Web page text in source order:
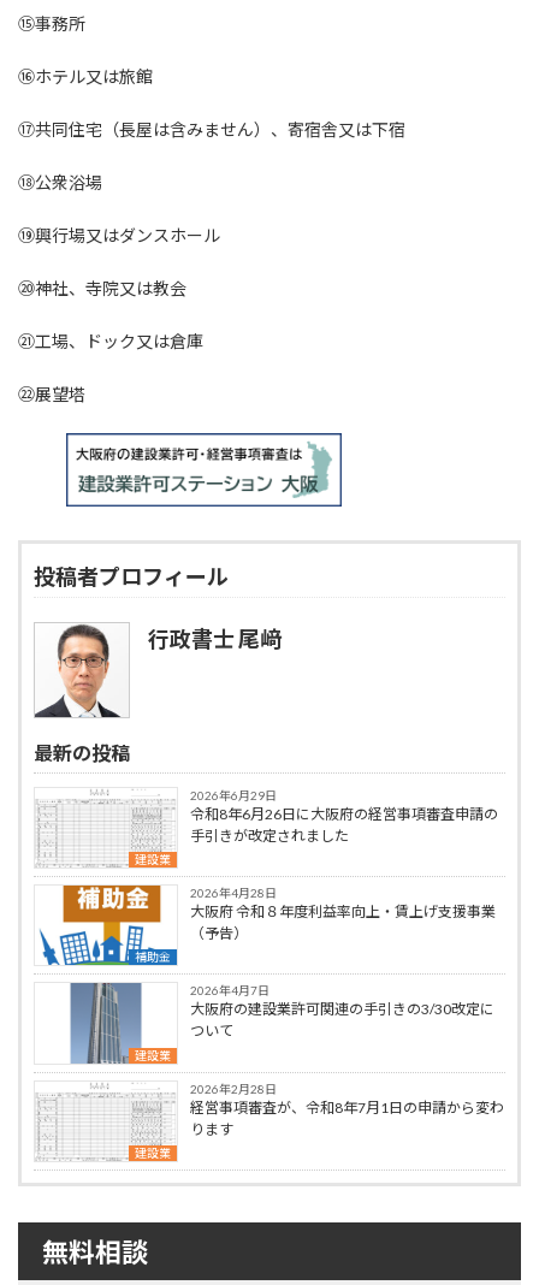
⑮事務所
⑯ホテル又は旅館
⑰共同住宅（長屋は含みません）、寄宿舎又は下宿
⑱公衆浴場
⑲興行場又はダンスホール
⑳神社、寺院又は教会
㉑工場、ドック又は倉庫
㉒展望塔
投稿者プロフィール
行政書士 尾﨑
最新の投稿
建設業
2026年6月29日
令和8年6月26日に大阪府の経営事項審査申請の
手引きが改定されました
補助金
2026年4月28日
大阪府 令和８年度利益率向上・賃上げ支援事業
（予告）
建設業
2026年4月7日
大阪府の建設業許可関連の手引きの3/30改定に
ついて
建設業
2026年2月28日
経営事項審査が、令和8年7月1日の申請から変わ
ります
無料相談